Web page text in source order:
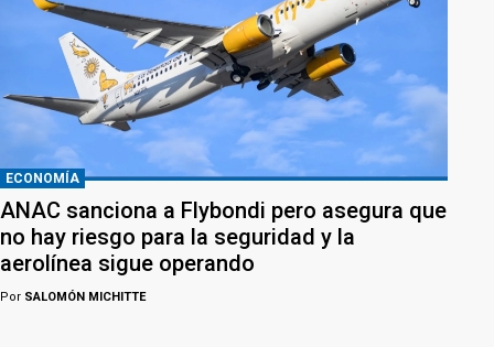
ECONOMÍA
ANAC sanciona a Flybondi pero asegura que
no hay riesgo para la seguridad y la
aerolínea sigue operando
Por SALOMÓN MICHITTE